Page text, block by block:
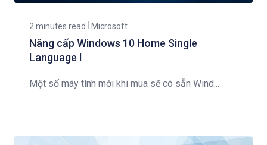
2 minutes read Microsoft
Nâng cấp Windows 10 Home Single
Language l
Một số máy tính mới khi mua sẽ có sẵn Wind...